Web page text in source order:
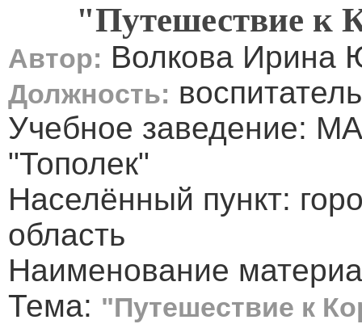
"Путешествие к
Автор: Волкова Ирина
Должность: воспитатель
Учебное заведение:
"Тополек"
Населённый пункт:
область
Наименование
Тема: "Путешествие к